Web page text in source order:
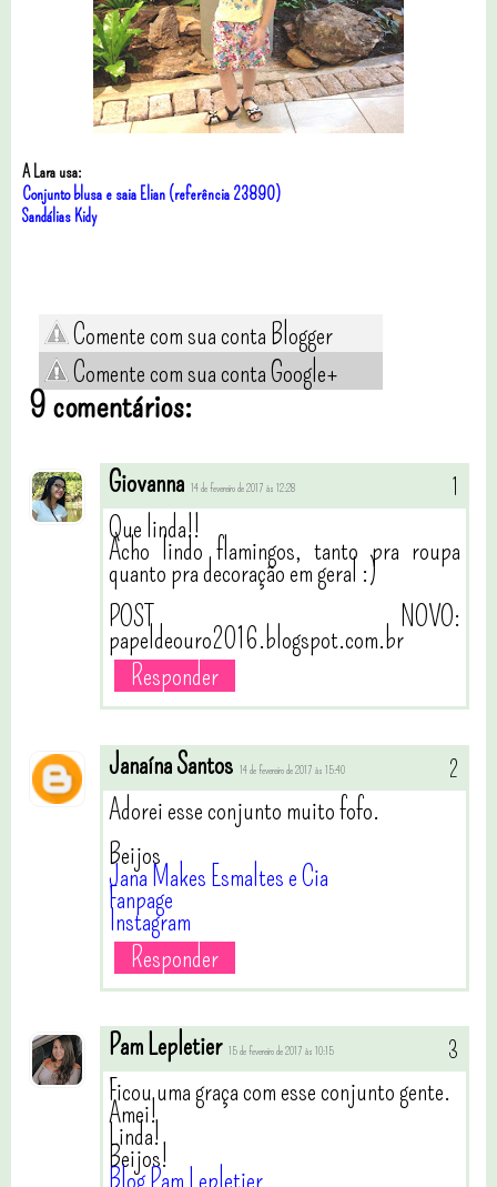
A Lara usa:
Conjunto blusa e saia Elian (referência 23890)
Sandálias Kidy
Comente com sua conta Blogger
Comente com sua conta Google+
9 comentários:
Giovanna 14 de fevereiro de 2017 às 12:28
Que linda!!
Acho lindo flamingos, tanto pra roupa
quanto pra decoração em geral :)
POST NOVO:
papeldeouro2016.blogspot.com.br
Responder
Janaína Santos 14 de fevereiro de 2017 às 15:40
Adorei esse conjunto muito fofo.
Beijos
Jana Makes Esmaltes e Cia
Fanpage
Instagram
Responder
Pam Lepletier 15 de fevereiro de 2017 às 10:15
Ficou uma graça com esse conjunto gente.
Amei!
Linda!
Beijos!
Blog Pam Lepletier